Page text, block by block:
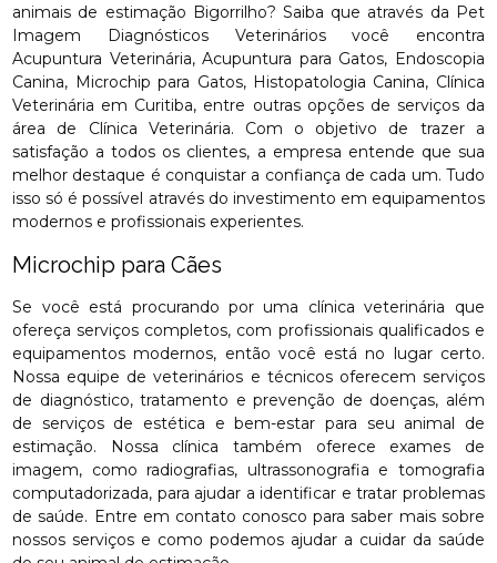
animais de estimação Bigorrilho? Saiba que através da Pet
Imagem Diagnósticos Veterinários você encontra
Acupuntura Veterinária, Acupuntura para Gatos, Endoscopia
Canina, Microchip para Gatos, Histopatologia Canina, Clínica
Veterinária em Curitiba, entre outras opções de serviços da
área de Clínica Veterinária. Com o objetivo de trazer a
satisfação a todos os clientes, a empresa entende que sua
melhor destaque é conquistar a confiança de cada um. Tudo
isso só é possível através do investimento em equipamentos
modernos e profissionais experientes.
Microchip para Cães
Se você está procurando por uma clínica veterinária que
ofereça serviços completos, com profissionais qualificados e
equipamentos modernos, então você está no lugar certo.
Nossa equipe de veterinários e técnicos oferecem serviços
de diagnóstico, tratamento e prevenção de doenças, além
de serviços de estética e bem-estar para seu animal de
estimação. Nossa clínica também oferece exames de
imagem, como radiografias, ultrassonografia e tomografia
computadorizada, para ajudar a identificar e tratar problemas
de saúde. Entre em contato conosco para saber mais sobre
nossos serviços e como podemos ajudar a cuidar da saúde